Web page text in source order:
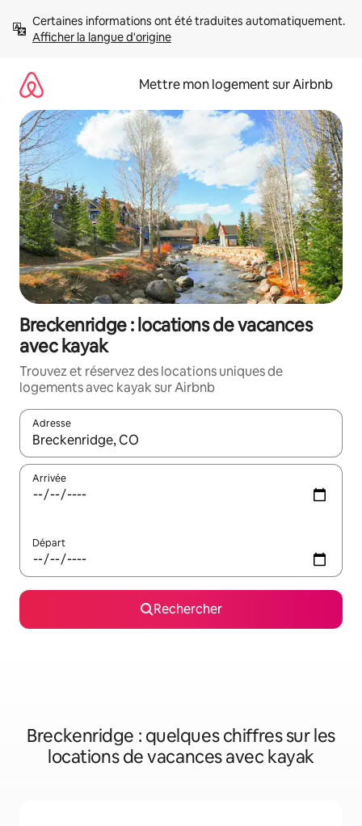
directement
Afficher la langue d'origine
Mettre mon logement sur Airbnb
Breckenridge : locations de vacances
avec kayak
Trouvez et réservez des locations uniques de
logements avec kayak sur Airbnb
Adresse
Lorsque les résultats s'affichent, utilisez les flèches vers le
Arrivée
Départ
Rechercher
Breckenridge : quelques chiffres sur les
locations de vacances avec kayak